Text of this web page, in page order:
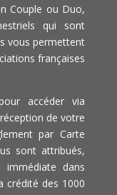
Couple ou Duo,
qui sont
vous permettent
françaises
accéder via
de votre
par Carte
sont attribués,
immédiate dans
crédité des 1000